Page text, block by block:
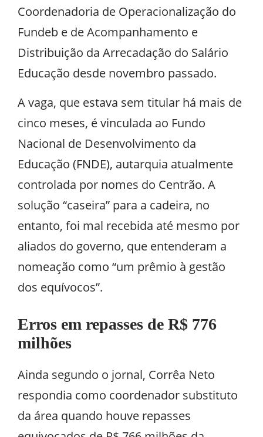
Coordenadoria de Operacionalização do
Fundeb e de Acompanhamento e
Distribuição da Arrecadação do Salário
Educação desde novembro passado.
A vaga, que estava sem titular há mais de
cinco meses, é vinculada ao Fundo
Nacional de Desenvolvimento da
Educação (FNDE), autarquia atualmente
controlada por nomes do Centrão. A
solução “caseira” para a cadeira, no
entanto, foi mal recebida até mesmo por
aliados do governo, que entenderam a
nomeação como “um prêmio à gestão
dos equívocos”.
Erros em repasses de R$ 776
milhões
Ainda segundo o jornal, Corrêa Neto
respondia como coordenador substituto
da área quando houve repasses